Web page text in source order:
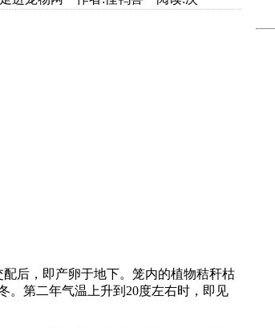
后，即产卵于地下。笼内的植物秸秆枯
。第二年气温上升到20度左右时，即见